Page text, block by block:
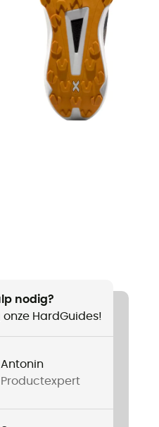
nodig?
HardGuides!
Antonin
Productexpert